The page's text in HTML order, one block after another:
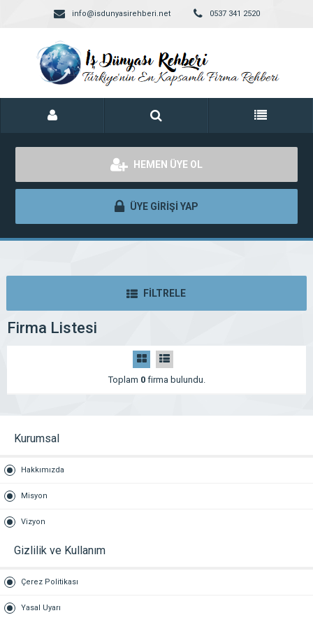
info@isdunyasirehberi.net 0537 341 2520
HEMEN ÜYE OL
ÜYE GİRİŞİ YAP
FİLTRELE
Firma Listesi
Toplam 0firma bulundu.
Kurumsal
Hakkımızda
Misyon
Vizyon
Gizlilik ve Kullanım
Çerez Politikası
Yasal Uyarı